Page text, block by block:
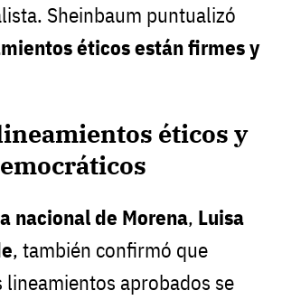
Sheinbaum puntualizó
éticos están firmes y
éticos y
nacional de Morena, Luisa
, también confirmó que
lineamientos aprobados se